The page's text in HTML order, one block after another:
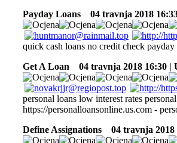
Payday Loans
04 travnja 2018
quick cash loans no credit check
Get A Loan
04 travnja 2018 16:30 |
personal loans low interest rates
https://personalloansonline.us.com -
Define Assignations
04 travnja 2018